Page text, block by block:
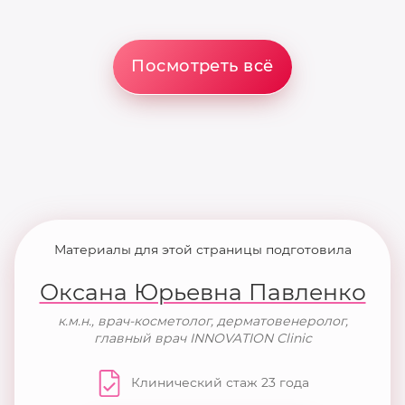
Посмотреть всё
Материалы для этой страницы подготовила
Оксана Юрьевна Павленко
к.м.н., врач-косметолог, дерматовенеролог,
главный врач INNOVATION Clinic
Клинический стаж 23 года